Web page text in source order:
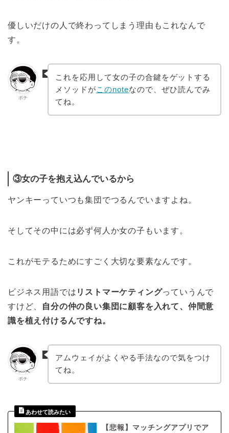
優しいだけの人で終わってしまう理由もこれなんで
す。
ポチ
これを応用して女の子の合鍵をゲットする
メソッドがこのnoteなので、ぜひ読んでみ
てね。
③女の子を抱え込んでいるから
ヤンキーっていつも集団でつるんでいますよね。
そしてその中には必ず何人か女の子もいます。
これがモテるためにすごく大切な要素なんです。
ビジネス用語では リストマーケティングっていうんで
すけど、
自分の仲の良い集団に顧客を入れて、仲間意
識を植え付けるんですね。
ポチ
アムウェイがよくやる手法なので気をつけ
てね。
【悲報】マッチングアプリでア